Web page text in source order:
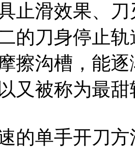
止滑效果、
的刀身停止
擦沟槽，能
又被称为最
的单手开刀